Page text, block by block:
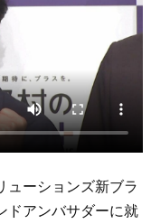
ューションズ新ブラ
ドアンバサダーに就